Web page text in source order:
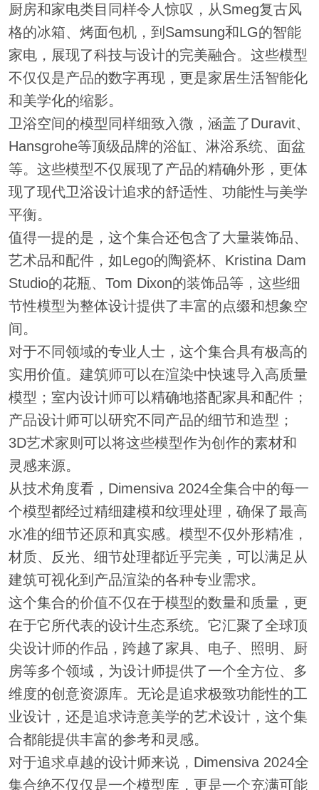
厨房和家电类目同样令人惊叹，从Smeg复古风
格的冰箱、烤面包机，到Samsung和LG的智能
家电，展现了科技与设计的完美融合。这些模型
不仅仅是产品的数字再现，更是家居生活智能化
和美学化的缩影。
卫浴空间的模型同样细致入微，涵盖了Duravit、
Hansgrohe等顶级品牌的浴缸、淋浴系统、面盆
等。这些模型不仅展现了产品的精确外形，更体
现了现代卫浴设计追求的舒适性、功能性与美学
平衡。
值得一提的是，这个集合还包含了大量装饰品、
艺术品和配件，如Lego的陶瓷杯、Kristina Dam
Studio的花瓶、Tom Dixon的装饰品等，这些细
节性模型为整体设计提供了丰富的点缀和想象空
间。
对于不同领域的专业人士，这个集合具有极高的
实用价值。建筑师可以在渲染中快速导入高质量
模型；室内设计师可以精确地搭配家具和配件；
产品设计师可以研究不同产品的细节和造型；
3D艺术家则可以将这些模型作为创作的素材和
灵感来源。
从技术角度看，Dimensiva 2024全集合中的每一
个模型都经过精细建模和纹理处理，确保了最高
水准的细节还原和真实感。模型不仅外形精准，
材质、反光、细节处理都近乎完美，可以满足从
建筑可视化到产品渲染的各种专业需求。
这个集合的价值不仅在于模型的数量和质量，更
在于它所代表的设计生态系统。它汇聚了全球顶
尖设计师的作品，跨越了家具、电子、照明、厨
房等多个领域，为设计师提供了一个全方位、多
维度的创意资源库。无论是追求极致功能性的工
业设计，还是追求诗意美学的艺术设计，这个集
合都能提供丰富的参考和灵感。
对于追求卓越的设计师来说，Dimensiva 2024全
集合绝不仅仅是一个模型库，更是一个充满可能